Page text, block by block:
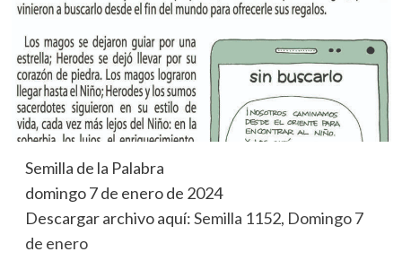
Semilla de la Palabra
domingo 7 de enero de 2024
Descargar archivo aquí:Semilla 1152, Domingo 7
de enero